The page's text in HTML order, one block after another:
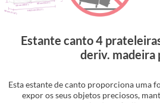
Estante canto 4
deriv. madeira
Esta estante de canto proporciona uma
expor os seus objetos preciosos,